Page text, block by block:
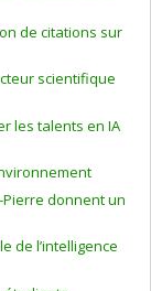
de citations sur
scientifique
les talents en IA
Pierre donnent un
de l’intelligence